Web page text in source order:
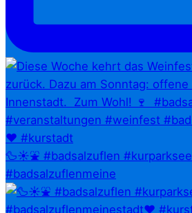
🦆☀️⛲ #badsalzuflen #kurparksee
#badsalzuflenmeine